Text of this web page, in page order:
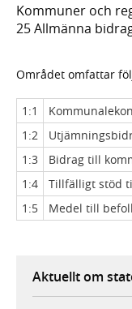
Kommuner och
25 Allmänna
Området omfattar
1:1
1:2
1:3
Bidrag till
1:4
Tillfälligt stöd
1:5
Medel till
Aktuellt om